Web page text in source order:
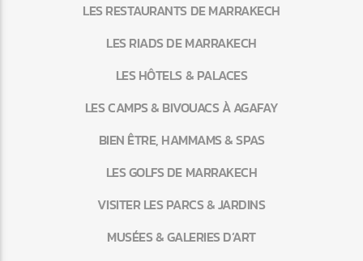
LES RESTAURANTS DE MARRAKECH
LES RIADS DE MARRAKECH
LES HÔTELS & PALACES
LES CAMPS & BIVOUACS À AGAFAY
BIEN ÊTRE, HAMMAMS & SPAS
LES GOLFS DE MARRAKECH
VISITER LES PARCS & JARDINS
MUSÉES & GALERIES D’ART